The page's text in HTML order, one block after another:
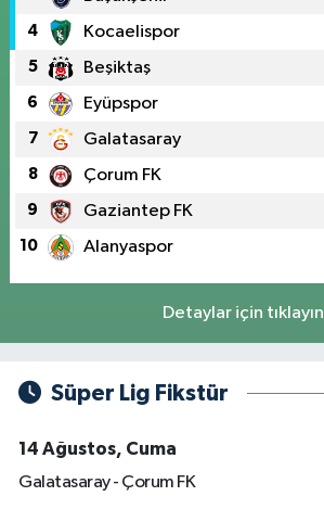
4 Kocaelispor
5 Beşiktaş
6 Eyüpspor
7 Galatasaray
8 Çorum FK
9 Gaziantep FK
10 Alanyaspor
Detaylar için tıklayın
Süper Lig Fikstür
14 Ağustos, Cuma
Galatasaray - Çorum FK